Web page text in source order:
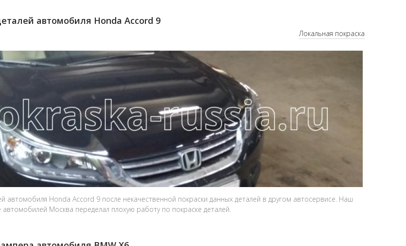
автомобиля Honda Accord 9
Локальная покраска
автомобиля Honda Accord 9 после некачественной покраски данных деталей в другом автосервисе. Наш
автомобилей Москва переделал плохую работу по покраске деталей.